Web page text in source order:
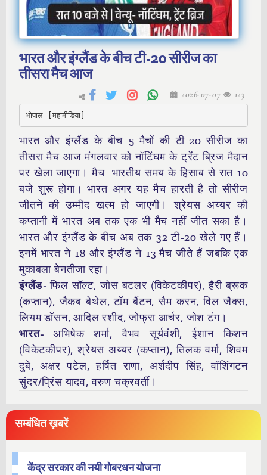
भारत और इंग्लैंड के बीच टी-20 सीरीज का
तीसरा मैच आज
2026-07-07 123
भोपाल [महामीडिया]
भारत और इंग्लैंड के बीच 5 मैचों की टी-20 सीरीज का
तीसरा मैच आज मंगलवार को नॉटिंघम के ट्रेंट ब्रिज मैदान
पर खेला जाएगा। मैच भारतीय समय के हिसाब से रात 10
बजे शुरू होगा। भारत अगर यह मैच हारती है तो सीरीज
जीतने की उम्मीद खत्म हो जाएगी। श्रेयस अय्यर की
कप्तानी में भारत अब तक एक भी मैच नहीं जीत सका है।
भारत और इंग्लैंड के बीच अब तक 32 टी-20 खेले गए हैं।
इनमें भारत ने 18 और इंग्लैंड ने 13 मैच जीते हैं जबकि एक
मुकाबला बेनतीजा रहा।
इंग्लैंड- फिल सॉल्ट, जोस बटलर (विकेटकीपर), हैरी ब्रूक
(कप्तान), जैकब बेथेल, टॉम बैंटन, सैम करन, विल जैक्स,
लियम डॉसन, आदिल रशीद, जोफ्रा आर्चर, जोश टंग।
भारत- अभिषेक शर्मा, वैभव सूर्यवंशी, ईशान किशन
(विकेटकीपर), श्रेयस अय्यर (कप्तान), तिलक वर्मा, शिवम
दुबे, अक्षर पटेल, हर्षित राणा, अर्शदीप सिंह, वॉशिंगटन
सुंदर/प्रिंस यादव, वरुण चक्रवर्ती।
सम्बंधित ख़बरें
केंद्र सरकार की नयी गोबरधन योजना